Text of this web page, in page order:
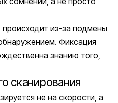
из-за подмены
Фиксация
знанию того,
сканирования
не на скорости, а